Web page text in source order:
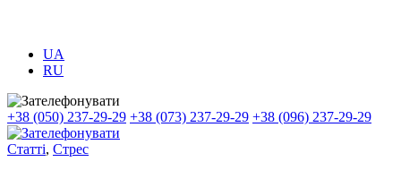
UA
RU
+38 (050) 237-29-29 +38 (073) 237-29-29 +38 (096) 237-29-29
Статті, Стрес